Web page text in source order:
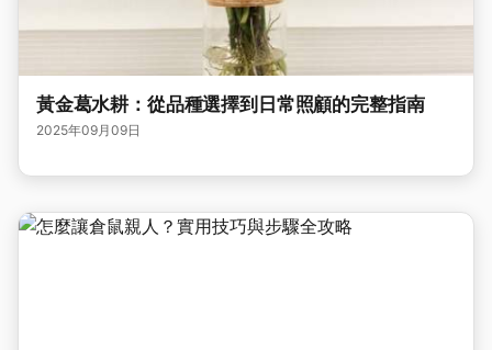
黃金葛水耕：從品種選擇到日常照顧的完整指南
2025年09月09日